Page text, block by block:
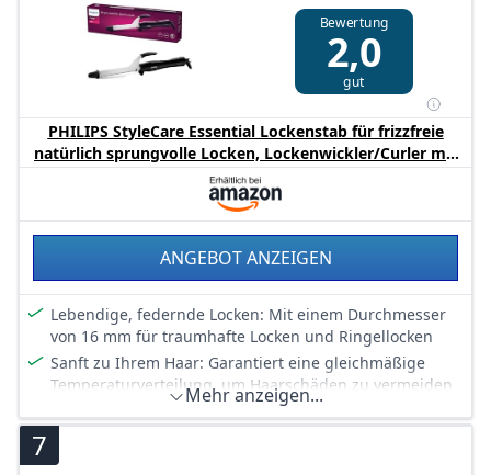
Bewertung
2,0
gut
PHILIPS StyleCare Essential Lockenstab für frizzfreie
natürlich sprungvolle Locken, Lockenwickler/Curler mit
schneller Aufheizzeit (Modell BHB862/00)
ANGEBOT ANZEIGEN
Lebendige, federnde Locken: Mit einem Durchmesser
von 16 mm für traumhafte Locken und Ringellocken
Sanft zu Ihrem Haar: Garantiert eine gleichmäßige
Temperaturverteilung, um Haarschäden zu vermeiden
Erhitzt sich auf bis zu 200 °C: Sorgt für optimale
Ergebnisse und minimiert Haarschäden
Dieser Lockenstab hat eine
Mehr anzeigen...
7